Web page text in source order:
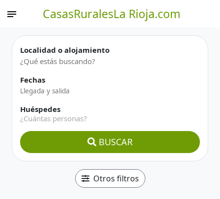
CasasRuralesLa Rioja.com
Localidad o alojamiento
Fechas
Huéspedes
¿Cuántas personas?
BUSCAR
Otros filtros